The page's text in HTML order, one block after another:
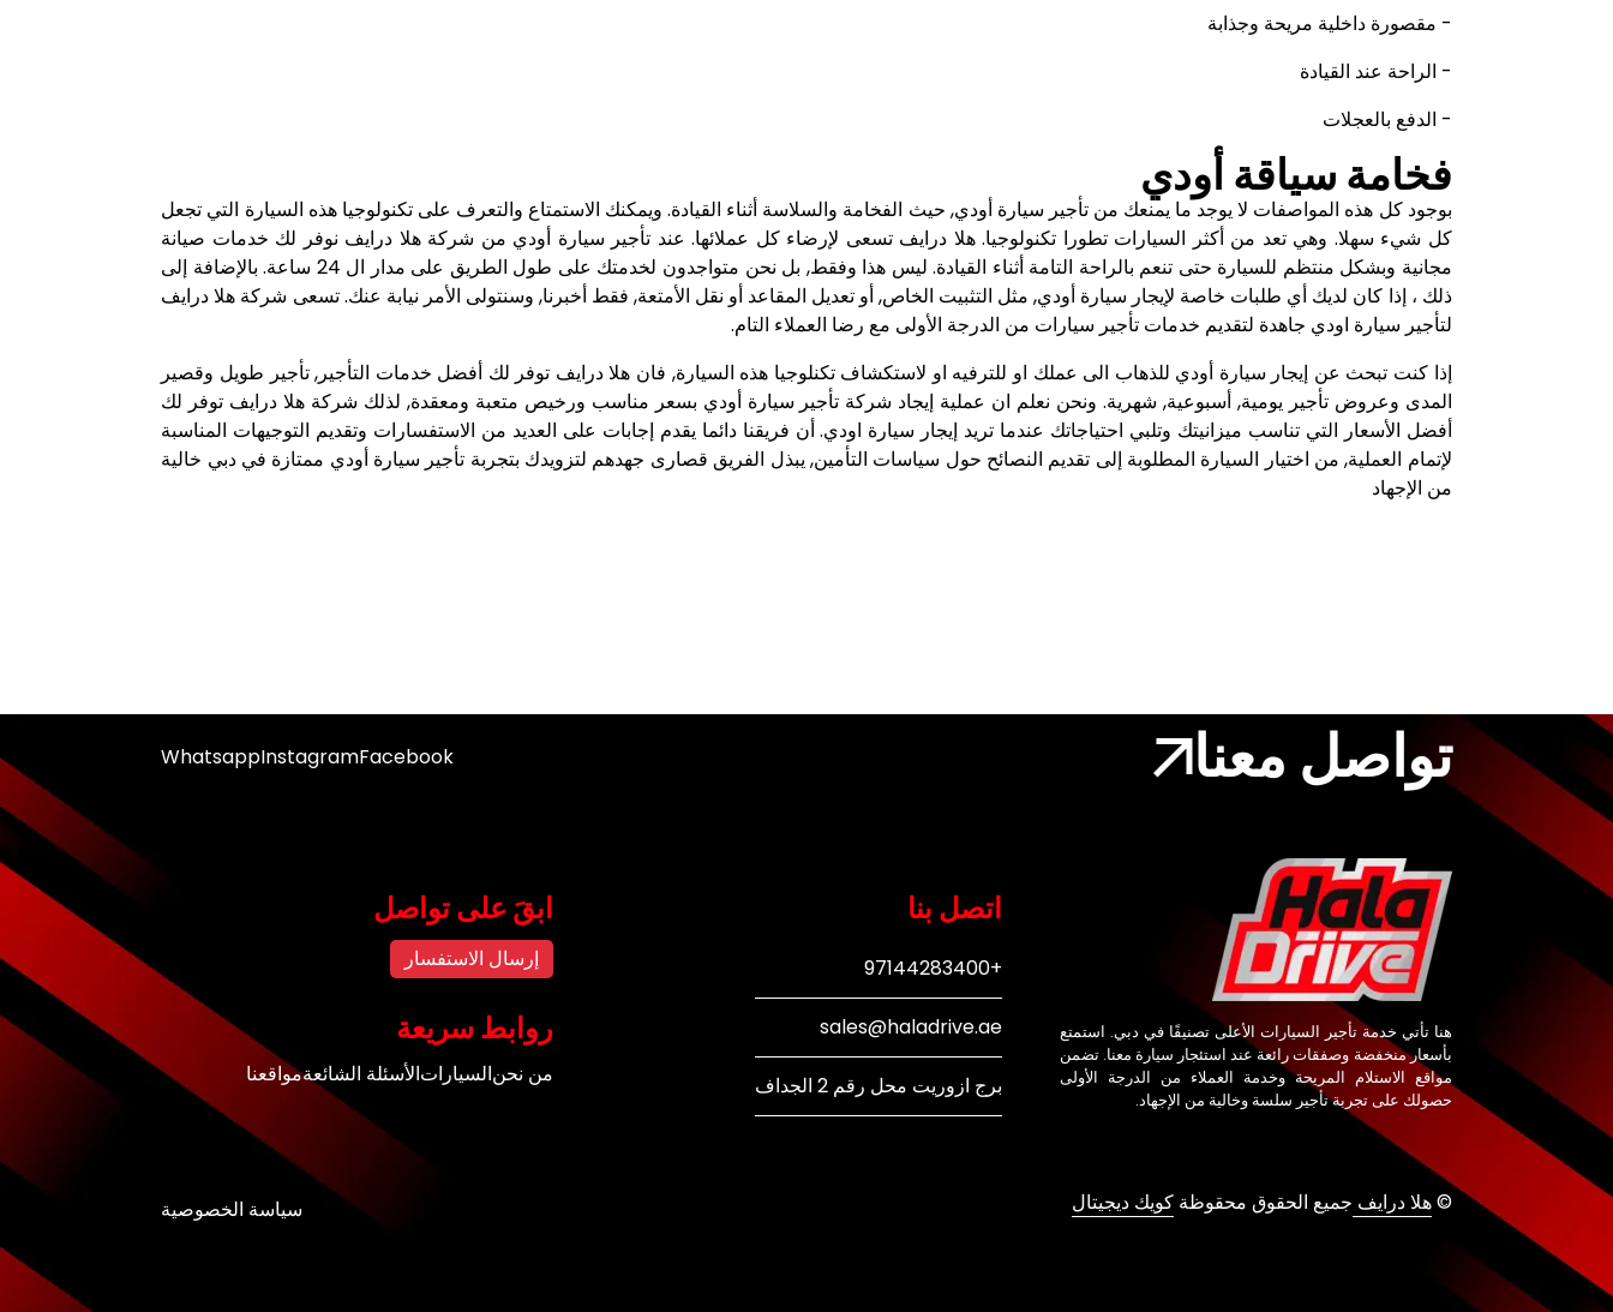
- مقصورة داخلية مريحة وجذابة
- الراحة عند القيادة
- الدفع بالعجلات
فخامة سياقة أودي
بوجود كل هذه المواصفات لا يوجد ما يمنعك من تأجير سيارة أودي, حيث الفخامة والسلاسة أثناء القيادة. ويمكنك الاستمتاع والتعرف على تكنولوجيا هذه السيارة التي تجعل
كل شيء سهلا. وهي تعد من أكثر السيارات تطورا تكنولوجيا. هلا درايف تسعى لإرضاء كل عملائها. عند تأجير سيارة أودي من شركة هلا درايف نوفر لك خدمات صيانة
مجانية وبشكل منتظم للسيارة حتى تنعم بالراحة التامة أثناء القيادة. ليس هذا وفقط, بل نحن متواجدون لخدمتك على طول الطريق على مدار ال 24 ساعة. بالإضافة إلى
ذلك ، إذا كان لديك أي طلبات خاصة لإيجار سيارة أودي, مثل التثبيت الخاص, أو تعديل المقاعد أو نقل الأمتعة, فقط أخبرنا, وسنتولى الأمر نيابة عنك. تسعى شركة هلا درايف
لتأجير سيارة اودي جاهدة لتقديم خدمات تأجير سيارات من الدرجة الأولى مع رضا العملاء التام.
إذا كنت تبحث عن إيجار سيارة أودي للذهاب الى عملك او للترفيه او لاستكشاف تكنلوجيا هذه السيارة, فان هلا درايف توفر لك أفضل خدمات التأجير, تأجير طويل وقصير
المدى وعروض تأجير يومية, أسبوعية, شهرية. ونحن نعلم ان عملية إيجاد شركة تأجير سيارة أودي بسعر مناسب ورخيص متعبة ومعقدة, لذلك شركة هلا درايف توفر لك
أفضل الأسعار التي تناسب ميزانيتك وتلبي احتياجاتك عندما تريد إيجار سيارة اودي. أن فريقنا دائما يقدم إجابات على العديد من الاستفسارات وتقديم التوجيهات المناسبة
لإتمام العملية, من اختيار السيارة المطلوبة إلى تقديم النصائح حول سياسات التأمين, يبذل الفريق قصارى جهدهم لتزويدك بتجربة تأجير سيارة أودي ممتازة في دبي خالية
من الإجهاد
تواصل معنا Facebook
Instagram
Whatsapp
هنا تأتي خدمة تأجير السيارات الأعلى تصنيفًا في دبي. استمتع
بأسعار منخفضة وصفقات رائعة عند استئجار سيارة معنا. تضمن
مواقع الاستلام المريحة وخدمة العملاء من الدرجة الأولى
حصولك على تجربة تأجير سلسة وخالية من الإجهاد.
اتصل بنا
+97144283400
sales@haladrive.ae
برج ازوريت محل رقم 2 الجداف
ابقَ على تواصل
إرسال الاستفسار
روابط سريعة
من نحنالسياراتالأسئلة الشائعةمواقعنا
©هلا درايف جميع الحقوق محقوظةكويك ديجيتال سياسة الخصوصية